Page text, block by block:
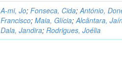
A-mi, Jo;Fonseca, Cida;António,
Francisco;Maia, Glícia;Alcântara,
Dala, Jandira;Rodrigues, Joélia